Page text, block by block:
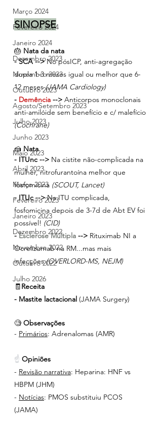
Março 2024
Fevereiro 2024
Janeiro 2024
Dezembro 2023
Novembro 2023
Outubro 2023
Agosto/Setembro 2023
Julho 2023
Junho 2023
Maio 2023
Abril 2023
Março 2023
Fevereiro 2023
Janeiro 2023
Dezembro 2022
Novembro 2022
Outubro 2022
Julho 2026
SINOPSE
🎂 Nata da nata
- SCA --> No pósICP, anti-agregação
dupla 1-3 meses igual ou melhor que 6-
12 meses (JAMA Cardiology)
- Demência --> Anticorpos monoclonais
anti-amilóide sem benefício e c/ malefício
(Cochrane)
🍰 Nata
- ITUnc --> Na cistite não-complicada na
mulher, nitrofurantoína melhor que
fosfomicina (SCOUT, Lancet)
- ITUc --> Na ITU complicada,
fosfomicina depois de 3-7d de Abt EV foi
possível! (CID)
- Esclerose Múltipla --> Rituximab NI a
Ocrelizumab na RM...mas mais
infecções (OVERLORD-MS, NEJM)
🧾Receita
- Mastite lactacional (JAMA Surgery)
🧐 Observações
- Primários: Adrenalomas (AMR)
☝ Opiniões
- Revisão narrativa: Heparina: HNF vs
HBPM (JHM)
- Notícias: PMOS substituiu PCOS
(JAMA)